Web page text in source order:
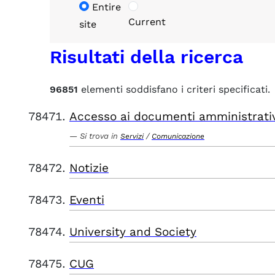
Entire
site
Current
Risultati della ricerca
96851 elementi soddisfano i criteri specificati.
Accesso ai documenti
Si trova in Servizi / Comunicazione
Notizie
Eventi
University and Society
CUG